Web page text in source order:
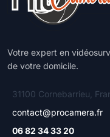
Votre expert en
de votre domicile.
31100 Cornebarrieu,
contact@procamera.fr
06 82 34 33 20